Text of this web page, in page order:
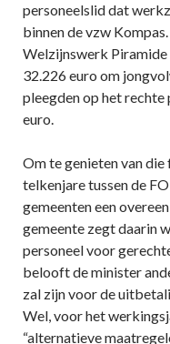
personeelslid dat
binnen de vzw
Welzijnswerk
32.226 euro om
pleegden op het rechte
euro.
Om te genieten van
telkenjare tussen de
gemeenten een
gemeente zegt daarin
personeel voor
belooft de minister
zal zijn voor de
Wel, voor het
“alternatieve